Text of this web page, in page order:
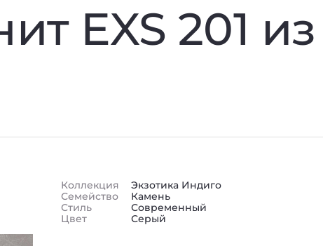
EXS 201
Коллекция
Семейство
Стиль
Цвет
Экзотика Индиго
Камень
Современный
Серый